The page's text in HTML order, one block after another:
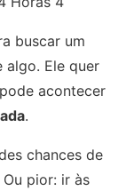
buscar um
algo. Ele quer
acontecer
.
chances de
pior: ir às